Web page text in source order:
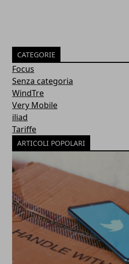
CATEGORIE
Focus
Senza categoria
WindTre
Very Mobile
iliad
Tariffe
ARTICOLI POPOLARI